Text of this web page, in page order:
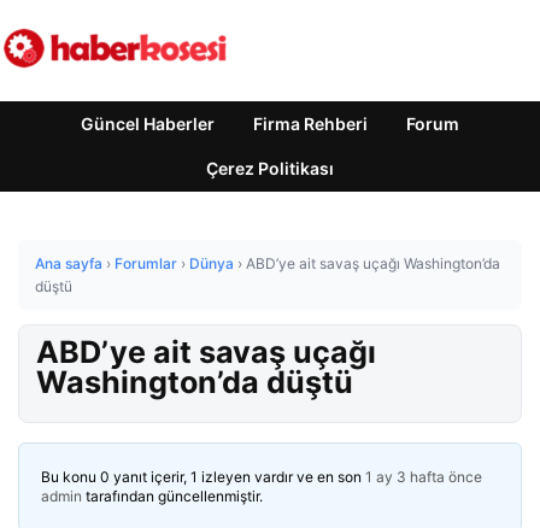
Güncel Haberler Firma Rehberi Forum
Çerez Politikası
Ana sayfa › Forumlar › Dünya › ABD’ye ait savaş uçağı Washington’da
düştü
ABD’ye ait savaş uçağı
Washington’da düştü
Bu konu 0 yanıt içerir, 1 izleyen vardır ve en son 1 ay 3 hafta önce
admin tarafından güncellenmiştir.